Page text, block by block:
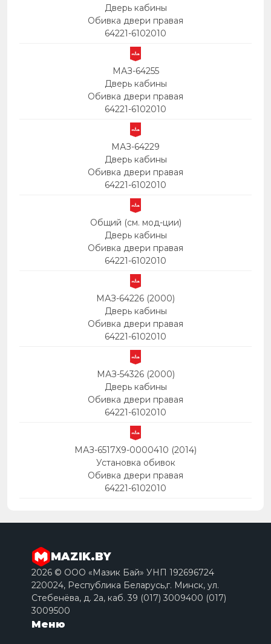
Дверь кабины
Обивка двери правая
64221-6102010
МАЗ-64255
Дверь кабины
Обивка двери правая
64221-6102010
МАЗ-64229
Дверь кабины
Обивка двери правая
64221-6102010
Общий (см. мод-ции)
Дверь кабины
Обивка двери правая
64221-6102010
МАЗ-64226 (2000)
Дверь кабины
Обивка двери правая
64221-6102010
МАЗ-54326 (2000)
Дверь кабины
Обивка двери правая
64221-6102010
МАЗ-6517X9-0000410 (2014)
Установка обивок
Обивка двери правая
64221-6102010
MAZIK.BY
2026 © ООО «Мазик Бай» УНП 192696724
220024, Республика Беларусь,г. Минск, ул.
Стебенёва, д. 2a, каб. 39 (017) 3009400 (017)
3009500
Меню